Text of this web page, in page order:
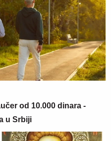
od 10.000 dinara -
u Srbiji